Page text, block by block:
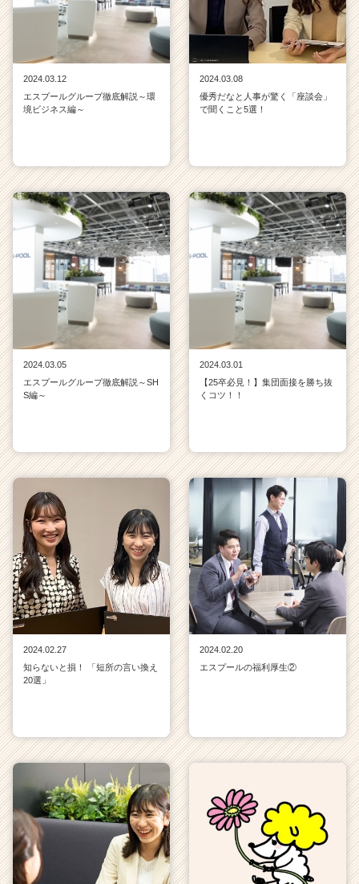
2024.03.12
エスプールグループ徹底解説～環
境ビジネス編～
2024.03.08
優秀だなと人事が驚く「座談会」
で聞くこと5選！
2024.03.05
エスプールグループ徹底解説～SH
S編～
2024.03.01
【25卒必見！】集団面接を勝ち抜
くコツ！！
2024.02.27
知らないと損！ 「短所の言い換え
20選」
2024.02.20
エスプールの福利厚生②